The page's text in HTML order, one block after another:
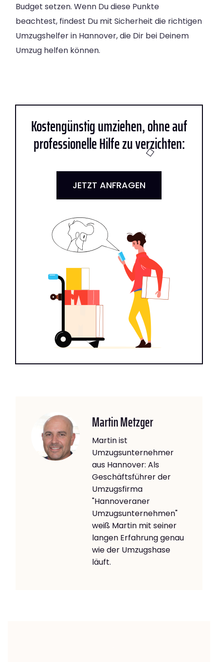
Budget setzen. Wenn Du diese Punkte
beachtest, findest Du mit Sicherheit die richtigen
Umzugshelfer in Hannover, die Dir bei Deinem
Umzug helfen können.
Kostengünstig umziehen, ohne auf
professionelle Hilfe zu verzichten:
JETZT ANFRAGEN
Martin Metzger
Martin ist
Umzugsunternehmer
aus Hannover: Als
Geschäftsführer der
Umzugsfirma
"Hannoveraner
Umzugsunternehmen"
weiß Martin mit seiner
langen Erfahrung genau
wie der Umzugshase
läuft.